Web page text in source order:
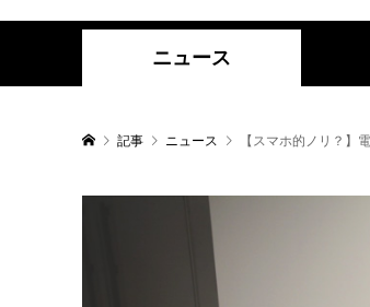
ニュース
記事 ニュース 【スマホ的ノリ？】